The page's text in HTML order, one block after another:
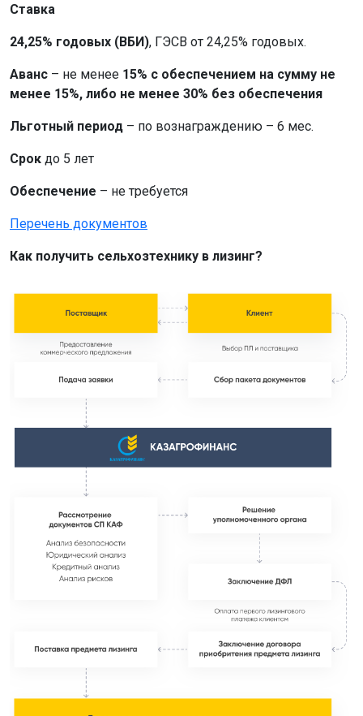
Ставка
24,25% годовых (ВБИ), ГЭСВ от 24,25% годовых.
Аванс – не менее 15% с обеспечением на сумму не
менее 15%, либо не менее 30% без обеспечения
Льготный период – по вознаграждению – 6 мес.
Срок до 5 лет
Обеспечение – не требуется
Перечень документов
Как получить сельхозтехнику в лизинг?